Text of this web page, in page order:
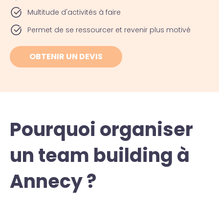
Multitude d'activités à faire
Permet de se ressourcer et revenir plus motivé
OBTENIR UN DEVIS
Pourquoi organiser
un team building à
Annecy ?